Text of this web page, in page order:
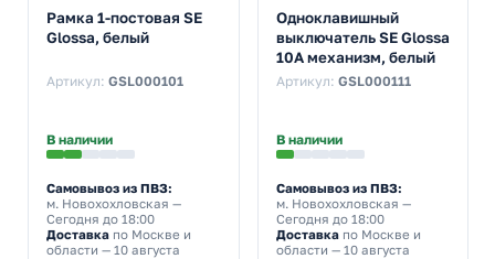
Рамка 1-постовая SE
Glossa, белый
Артикул: GSL000101
В наличии
Самовывоз из ПВЗ:
м. Новохохловская —
Сегодня до 18:00
Доставка по Москве и
области — 10 августа
Одноклавишный
выключатель SE Glossa
10A механизм, белый
Артикул: GSL000111
В наличии
Самовывоз из ПВЗ:
м. Новохохловская —
Сегодня до 18:00
Доставкапо Москве и
области — 10 августа